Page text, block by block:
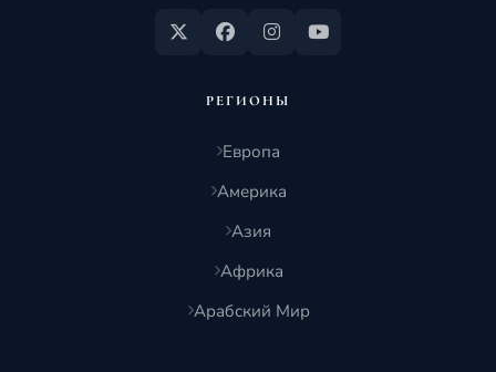
РЕГИОНЫ
Европа
Америка
Азия
Африка
Арабский Мир